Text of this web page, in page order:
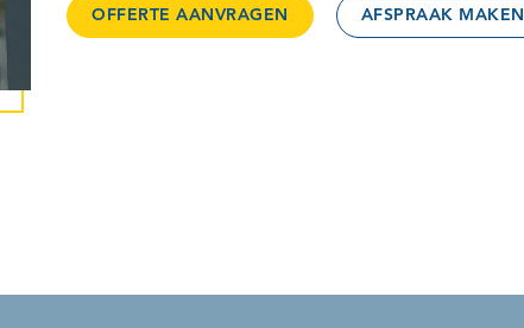
OFFERTE AANVRAGEN AFSPRAAK MAKEN